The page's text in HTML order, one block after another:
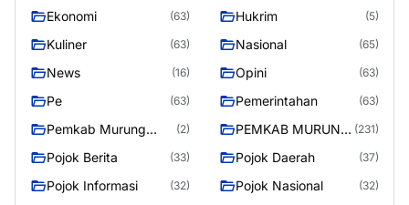
Ekonomi (63) Hukrim (5)
Kuliner (63) Nasional (65)
News (16) Opini (63)
Pe (63) Pemerintahan (63)
Pemkab Murung
(2)
PEMKAB MURUNG (231)
Pojok Berita (33) Pojok Daerah (37)
Pojok Informasi (32) Pojok Nasional (32)